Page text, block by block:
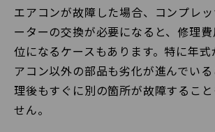
エアコンが故障した場合、コンプレ
ーターの交換が必要になると、修理
位になるケースもあります。特に年
アコン以外の部品も劣化が進んでい
理後もすぐに別の箇所が故障するこ
せん。